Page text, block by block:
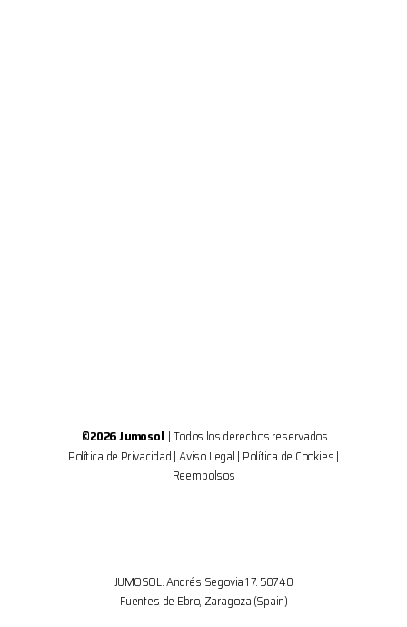
©2026 Jumosol | Todos los derechos reservados
Política de Privacidad|Aviso Legal| Política de Cookies|
Reembolsos
JUMOSOL. Andrés Segovia 17. 50740
Fuentes de Ebro, Zaragoza (Spain)